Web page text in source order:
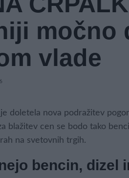
močno
vlade
doletela nova podražitev
blažitev cen se bodo tako
na svetovnih trgih.
bencin, dizel